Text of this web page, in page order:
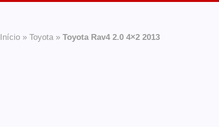
Início » Toyota» Toyota Rav4 2.0 4×2 2013